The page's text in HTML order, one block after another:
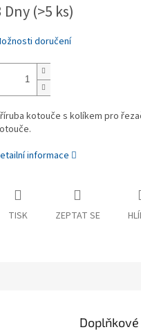
Dny(>5 ks)
doručení
kotouče s kolíkem pro
informace
TISK ZEPTAT SE